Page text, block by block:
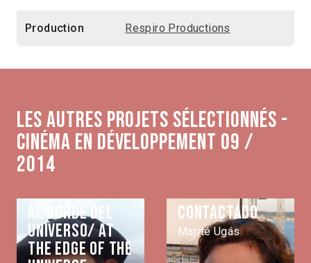
Production Respiro Productions
Les autres projets sélectionnés -
Cinéma en développement 09 /
2014
Al borde del
universo/ At
the edge of the
Contactado
Marité Ugás